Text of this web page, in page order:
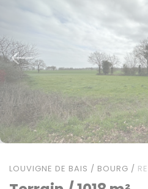
LOUVIGNE DE BAIS / BOURG /